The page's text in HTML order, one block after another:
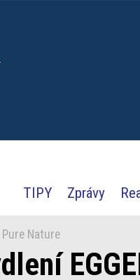
TIPY Zprávy
Nature